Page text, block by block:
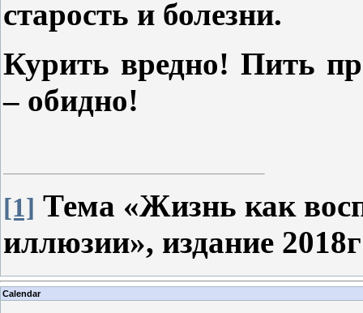
старость и болезни.
Курить вредно! Пить
– обидно!
[1] Тема «Жизнь как
иллюзии», издание 2018г
Calendar